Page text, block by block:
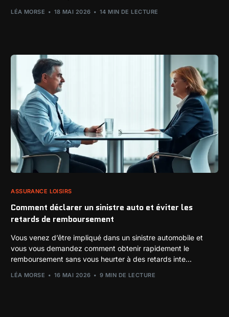
LÉA MORSE 18 MAI 2026 14 MIN DE LECTURE
ASSURANCE LOISIRS
Comment déclarer un sinistre auto et éviter les
retards de remboursement
Vous venez d’être impliqué dans un sinistre automobile et
vous vous demandez comment obtenir rapidement le
remboursement sans vous heurter à des retards inte...
LÉA MORSE 16 MAI 2026 9 MIN DE LECTURE